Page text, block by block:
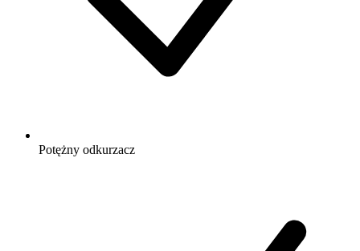
Potężny odkurzacz